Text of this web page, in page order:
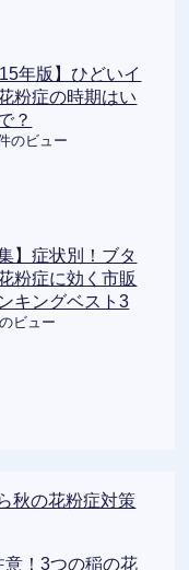
年版】ひどいイ
粉症の時期はい
？
のビュー
集】症状別！ブタ
粉症に効く市販
キングベスト3
ビュー
秋の花粉症対策
意！3つの稲の花